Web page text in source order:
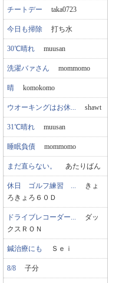
チートデー taka0723
今日も掃除 打ち水
30℃晴れ muusan
洗濯バァさん mommomo
晴 komokomo
ウオーキングはお休... shawt
31℃晴れ muusan
睡眠負債 mommomo
まだ直らない。 あたりばん
休日 ゴルフ練習 ... きょ
ろきょろ６０Ｄ
ドライブレコーダー... ダッ
クスＲＯＮ
鍼治療にも Ｓｅｉ
8/8 子分